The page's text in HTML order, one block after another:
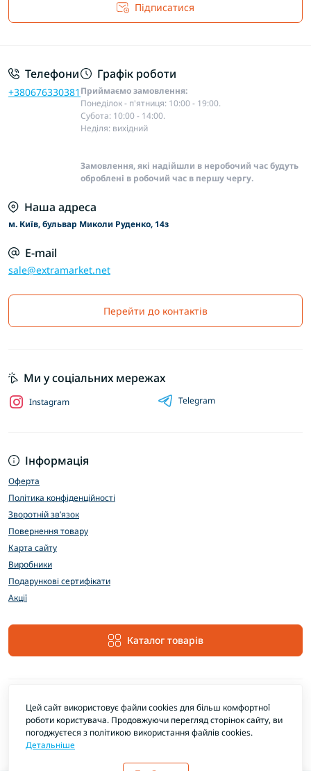
Підписатися
Телефони
+380676330381
Графік роботи
Приймаємо замовлення:
Понеділок - п'ятниця: 10:00 - 19:00.
Субота: 10:00 - 14:00.
Неділя: вихідний
Замовлення, які надійшли в неробочий час будуть
оброблені в робочий час в першу чергу.
Наша адреса
м. Київ, бульвар Миколи Руденко, 14з
E-mail
sale@extramarket.net
Перейти до контактів
Інформація
Оферта
Політика конфіденційності
Зворотній зв’язок
Повернення товару
Карта сайту
Виробники
Подарункові сертифікати
Акції
Каталог товарів
Ми у соціальних мережах
Instagram Telegram
Цей сайт використовує файли cookies для більш комфортної
роботи користувача. Продовжуючи перегляд сторінок сайту, ви
погоджуєтеся з політикою використання файлів cookies.
Детальніше